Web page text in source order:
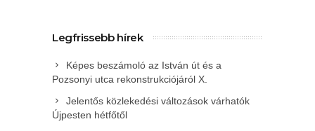
Legfrissebb hírek
Képes beszámoló az István út és a
Pozsonyi utca rekonstrukciójáról X.
Jelentős közlekedési változások várhatók
Újpesten hétfőtől